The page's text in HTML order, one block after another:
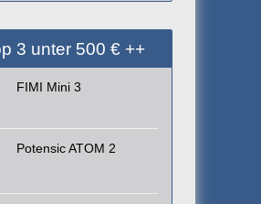
3 unter 500 € ++
FIMI Mini 3
Potensic ATOM 2